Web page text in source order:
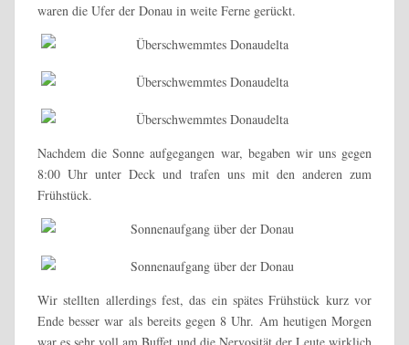
waren die Ufer der Donau in weite Ferne gerückt.
Nachdem die Sonne aufgegangen war, begaben wir uns gegen
8:00 Uhr unter Deck und trafen uns mit den anderen zum
Frühstück.
Wir stellten allerdings fest, das ein spätes Frühstück kurz vor
Ende besser war als bereits gegen 8 Uhr. Am heutigen Morgen
war es sehr voll am Buffet und die Nervosität der Leute wirklich